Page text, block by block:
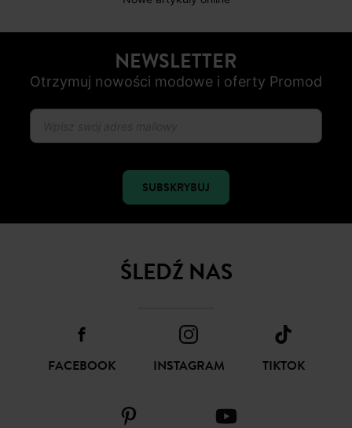
NEWSLETTER
Otrzymuj nowości modowe i oferty Promod
SUBSKRYBUJ
ŚLEDŹ NAS
FACEBOOK INSTAGRAM TIKTOK